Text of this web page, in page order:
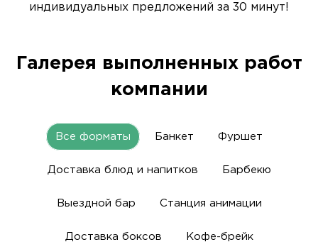
индивидуальных предложений за 30 минут!
Галерея выполненных работ
компании
Все форматы Банкет Фуршет
Доставка блюд и напитков Барбекю
Выездной бар Станция анимации
Доставка боксов Кофе-брейк